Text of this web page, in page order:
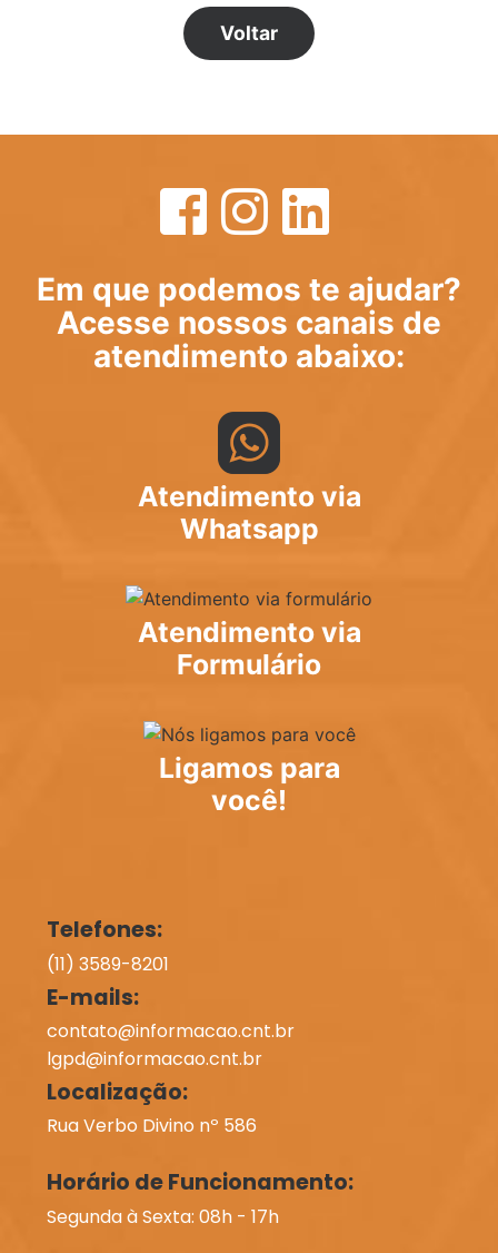
Voltar
Em que podemos te ajudar?
Acesse nossos canais de
atendimento abaixo:
Atendimento via
Whatsapp
Atendimento via
Formulário
Ligamos para
você!
Telefones:
(11) 3589-8201
E-mails:
contato@informacao.cnt.br
lgpd@informacao.cnt.br
Localização:
Rua Verbo Divino nº 586
Horário de Funcionamento:
Segunda à Sexta: 08h - 17h